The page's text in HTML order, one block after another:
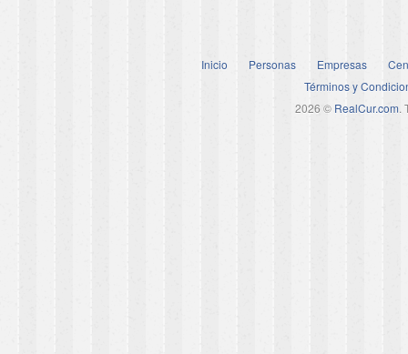
Inicio Personas Empresas
Términos y
2026 © RealCur.com.